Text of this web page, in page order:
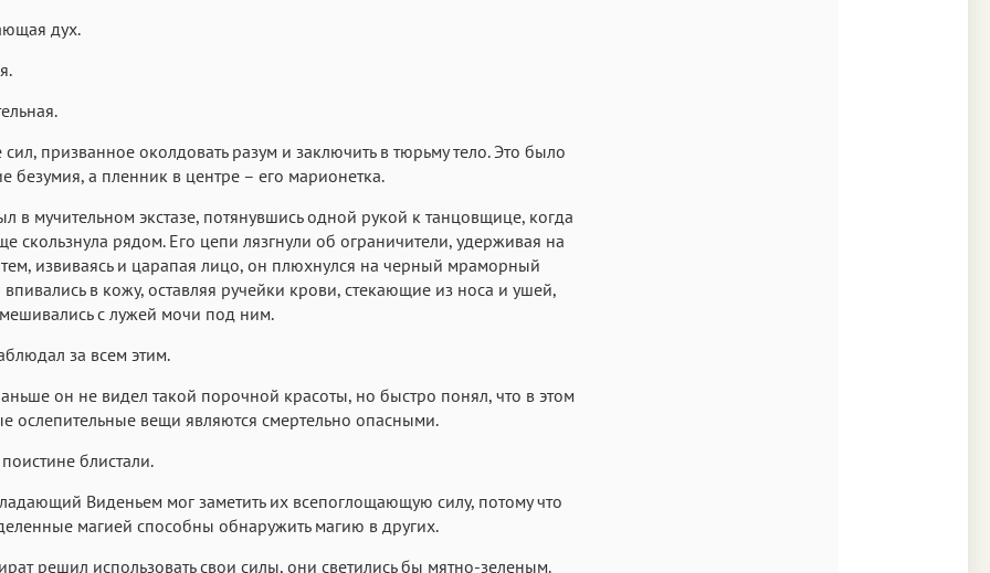
дух.
сил, призванное околдовать разум и заключить в тюрьму тело. Это было
безумия, а пленник в центре – его марионетка.
в мучительном экстазе, потянувшись одной рукой к танцовщице, когда
скользнула рядом. Его цепи лязгнули об ограничители, удерживая на
извиваясь и царапая лицо, он плюхнулся на черный мраморный
впивались в кожу, оставляя ручейки крови, стекающие из носа и ушей,
с лужей мочи под ним.
за всем этим.
он не видел такой порочной красоты, но быстро понял, что в этом
ослепительные вещи являются смертельно опасными.
блистали.
Виденьем мог заметить их всепоглощающую силу, потому что
магией способны обнаружить магию в других.
решил использовать свои силы, они светились бы мятно-зеленым.